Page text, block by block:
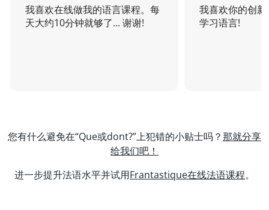
我喜欢在线做我的语言课程。每
天大约10分钟就够了... 谢谢!
我喜欢你的创
学习语言!
您有什么避免在“Que或dont?”上犯错的小贴士吗？那就分享
给我们吧！
进一步提升法语水平并试用Frantastique在线法语课程。